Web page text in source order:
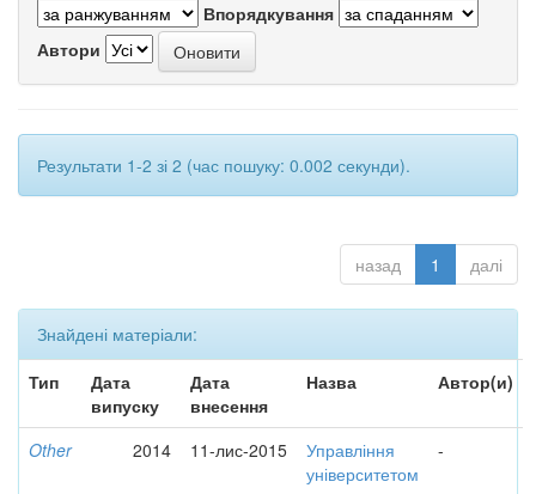
Впорядкування
Автори
Результати 1-2 зі 2 (час пошуку: 0.002 секунди).
назад 1 далі
Знайдені матеріали:
Тип
Дата
випуску
Дата
внесення
Назва Автор(и)
Other 2014 11-лис-2015
Управління
університетом
-